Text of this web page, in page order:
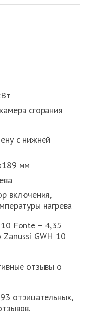
сгорания
с нижней
мм
включения,
нагрева
10 Fonte – 4,35
Zanussi GWH 10
отзывы о
отрицательных,